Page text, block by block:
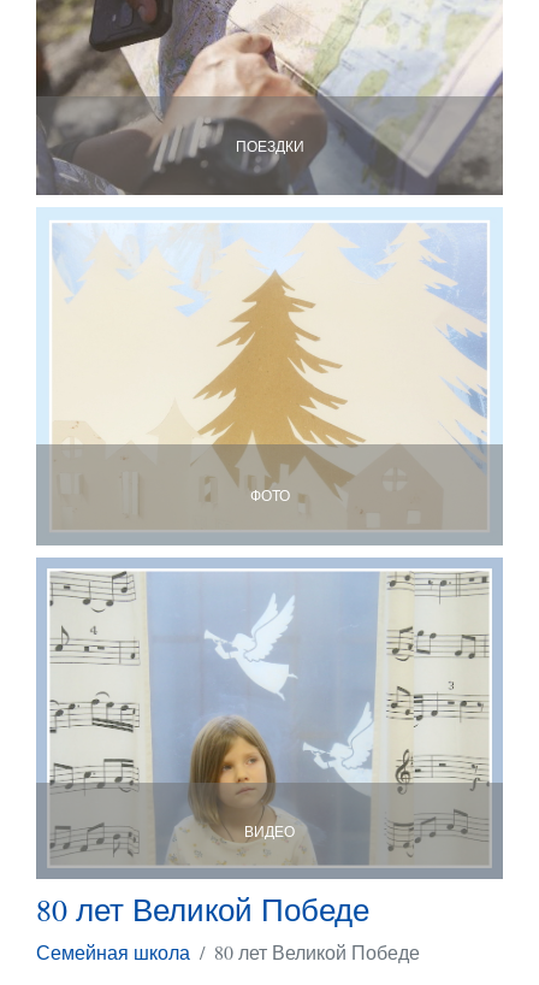
ПОЕЗДКИ
ФОТО
ВИДЕО
80 лет Великой Победе
Семейная школа
80 лет Великой Победе